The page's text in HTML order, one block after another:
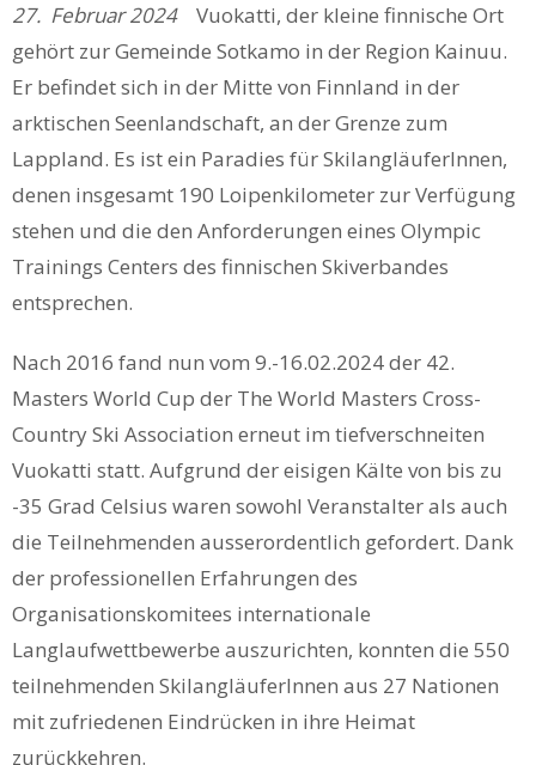
27. Februar 2024 Vuokatti, der kleine finnische Ort
gehört zur Gemeinde Sotkamo in der Region Kainuu.
Er befindet sich in der Mitte von Finnland in der
arktischen Seenlandschaft, an der Grenze zum
Lappland. Es ist ein Paradies für SkilangläuferInnen,
denen insgesamt 190 Loipenkilometer zur Verfügung
stehen und die den Anforderungen eines Olympic
Trainings Centers des finnischen Skiverbandes
entsprechen.
Nach 2016 fand nun vom 9.-16.02.2024 der 42.
Masters World Cup der The World Masters Cross-
Country Ski Association erneut im tiefverschneiten
Vuokatti statt. Aufgrund der eisigen Kälte von bis zu
-35 Grad Celsius waren sowohl Veranstalter als auch
die Teilnehmenden ausserordentlich gefordert. Dank
der professionellen Erfahrungen des
Organisationskomitees internationale
Langlaufwettbewerbe auszurichten, konnten die 550
teilnehmenden SkilangläuferInnen aus 27 Nationen
mit zufriedenen Eindrücken in ihre Heimat
zurückkehren.